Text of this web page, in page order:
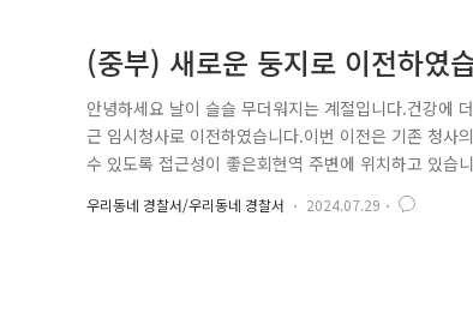
(중부) 새로운 둥지로 이전하였
안녕하세요 날이 슬슬 무더워지는 계절입니다.건강
근 임시청사로 이전하였습니다.이번 이전은 기존 청사
수 있도록 접근성이 좋은회현역 주변에 위치하고 있
분거리 중부경찰서는 이번 임시 이전을 통해 청사 재
완공되기 전까지는 회현역 임시청사에서 업무를 이
우리동네 경찰서/우리동네 경찰서 2024.07.29